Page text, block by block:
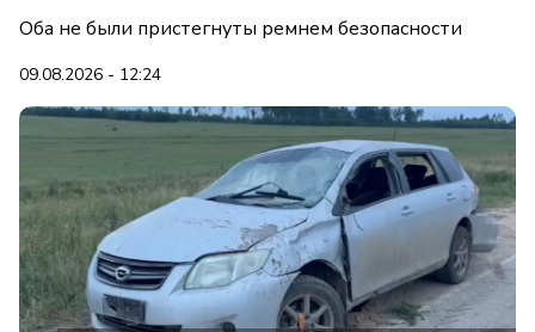
Оба не были пристегнуты ремнем безопасности
09.08.2026 - 12:24